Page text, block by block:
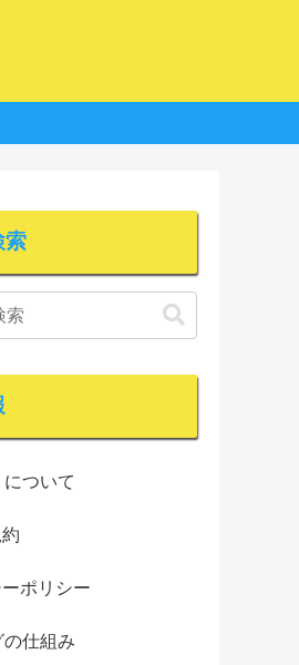
索
ついて
ポリシー
仕組み